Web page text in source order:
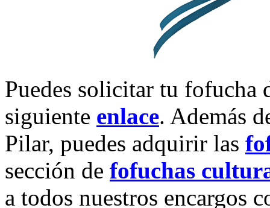
Puedes solicitar tu fofucha
siguiente enlace. Además
Pilar, puedes adquirir las
sección de fofuchas
a todos nuestros encargos